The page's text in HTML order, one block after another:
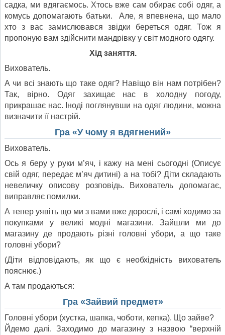
садка, ми вдягаємось. Хтось вже сам обирає собі одяг, а
комусь допомагають батьки. Але, я впевнена, що мало
хто з вас замислювався звідки береться одяг. Тож я
пропоную вам здійснити мандрівку у світ модного одягу.
Хід заняття.
Вихователь.
А чи всі знають що таке одяг? Навіщо він нам потрібен?
Так, вірно. Одяг захищає нас в холодну погоду,
прикрашає нас. Іноді поглянувши на одяг людини, можна
визначити її настрій.
Гра «У чому я вдягнений»
Вихователь.
Ось я беру у руки м’яч, і кажу на мені сьогодні (Описує
свій одяг, передає м’яч дитині) а на тобі? Діти складають
невеличку описову розповідь. Вихователь допомагає,
виправляє помилки.
А тепер уявіть що ми з вами вже дорослі, і самі ходимо за
покупками у великі модні магазини. Зайшли ми до
магазину де продають різні головні убори, а що таке
головні убори?
(Діти відповідають, як що є необхідність вихователь
пояснює.)
А там продаються:
Гра «Зайвий предмет»
Головні убори (хустка, шапка, чоботи, кепка). Що зайве?
Йдемо далі. Заходимо до магазину з назвою “верхній